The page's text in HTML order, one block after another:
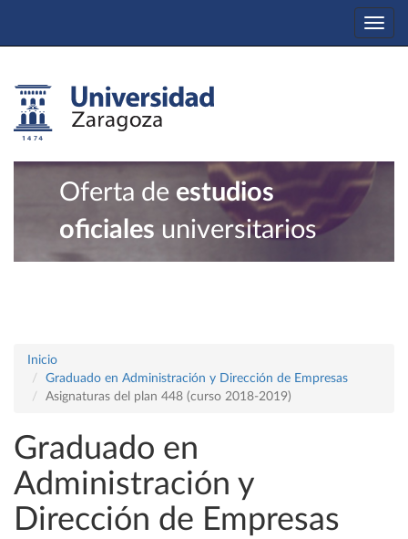
Oferta de estudios
oficiales universitarios
Inicio
Graduado en Administración y Dirección de Empresas
Asignaturas del plan 448 (curso 2018-2019)
Graduado en
Administración y
Dirección de Empresas